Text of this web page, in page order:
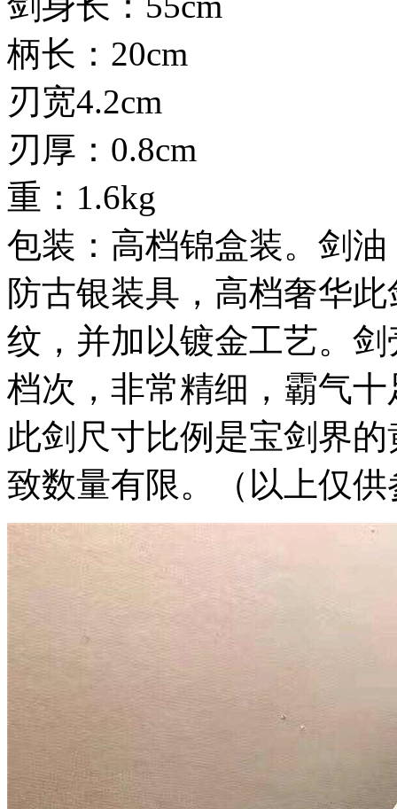
柄长：20cm
刃宽4.2cm
刃厚：0.8cm
重：1.6kg
包装：高档锦盒装。剑油
防古银装具，高档奢华
纹，并加以镀金工艺。
档次，非常精细，霸气
此剑尺寸比例是宝剑界
致数量有限。（以上仅